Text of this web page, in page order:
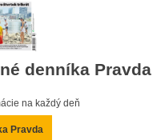
denníka Pravda
na každý deň
Pravda